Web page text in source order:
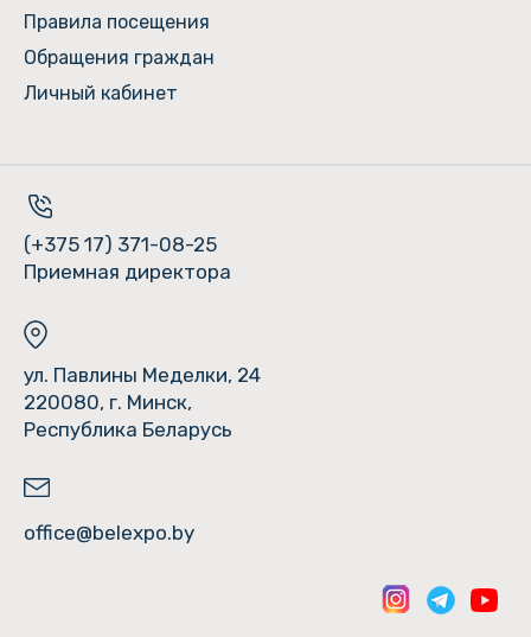
Правила посещения
Обращения граждан
Личный кабинет
(+375 17) 371-08-25
Приемная директора
ул. Павлины Меделки, 24
220080, г. Минск,
Республика Беларусь
office@belexpo.by